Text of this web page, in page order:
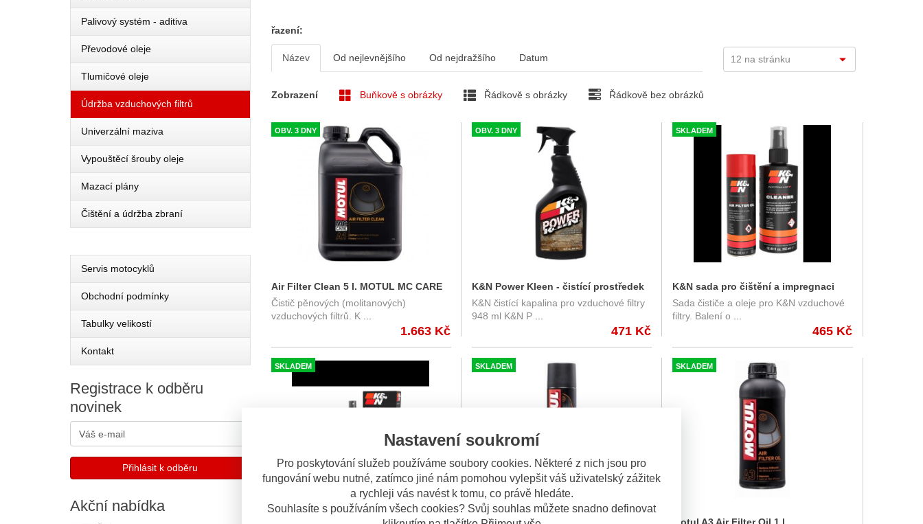
Nastavení soukromí
Pro poskytování služeb používáme soubory cookies. Některé z nich jsou pro
fungování webu nutné, zatímco jiné nám pomohou vylepšit váš uživatelský zážitek
a rychleji vás navést k tomu, co právě hledáte.
Souhlasíte s používáním všech cookies? Svůj souhlas můžete snadno definovat
řazení:
Název Od nejlevnějšího Od nejdražšího Datum
Zobrazení Buňkově s obrázky Řádkově s obrázky Řádkově bez obrázků
OBV. 3 DNY
Air Filter Clean 5 l. MOTUL MC CARE
™ A1
Čistič pěnových (molitanových)
vzduchových filtrů. K...
1.663 Kč
OBV. 3 DNY
K&N Power Kleen - čistící prostředek
na vzduchové filtry KN 99-0621EU 948
ml.
K&N čistící kapalina pro vzduchové filtry
948 ml K&N P...
471 Kč
SKLADEM
K&N sada pro čištění a impregnaci
vzduchových filtrů - KN 99-5000EU
Sada čističe a oleje pro K&N vzduchové
filtry. Balení o
465 Kč
SKLADEM SKLADEM SKLADEM
Palivový systém - aditiva
Převodové oleje
Tlumičové oleje
Údržba vzduchových filtrů
Univerzální maziva
Vypouštěcí šrouby oleje
Mazací plány
Čištění a údržba zbraní
Servis motocyklů
Obchodní podmínky
Tabulky velikostí
Kontakt
Registrace k odběru
novinek
Akční nabídka